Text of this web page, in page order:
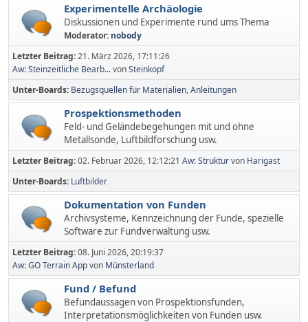
Experimentelle Archäologie
Diskussionen und Experimente rund ums Thema
Moderator: nobody
Letzter Beitrag:21. März 2026, 17:11:26
Aw: Steinzeitliche Bearb...vonSteinkopf
Unter-Boards Bezugsquellen für Materialien Anleitungen
Prospektionsmethoden
Feld- und Geländebegehungen mit und ohne
Metallsonde, Luftbildforschung usw.
Letzter Beitrag:02. Februar 2026, 12:12:21 Aw: Strukturvon Harigast
Unter-Boards Luftbilder
Dokumentation von Funden
Archivsysteme, Kennzeichnung der Funde, spezielle
Software zur Fundverwaltung usw.
Letzter Beitrag:08. Juni 2026, 20:19:37
Aw: GO Terrain Appvon Münsterland
Fund / Befund
Befundaussagen von Prospektionsfunden,
Interpretationsmöglichkeiten von Funden usw.